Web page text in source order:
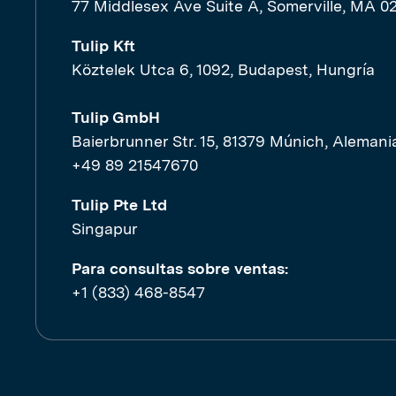
77 Middlesex Ave Suite A, Somerville, MA
Tulip Kft
Köztelek Utca 6, 1092, Budapest, Hungría
Tulip GmbH
Baierbrunner Str. 15, 81379 Múnich,
+49 89 21547670
Tulip Pte Ltd
Singapur
Para consultas sobre ventas:
+1 (833) 468-8547